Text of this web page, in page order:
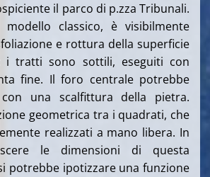
il parco di p.zza Tribunali.
modello classico, è visibilmente
e rottura della superficie
i tratti sono sottili, eseguiti con
fine. Il foro centrale potrebbe
una scalfittura della pietra.
geometrica tra i quadrati, che
realizzati a mano libera. In
le dimensioni di questa
potrebbe ipotizzare una funzione